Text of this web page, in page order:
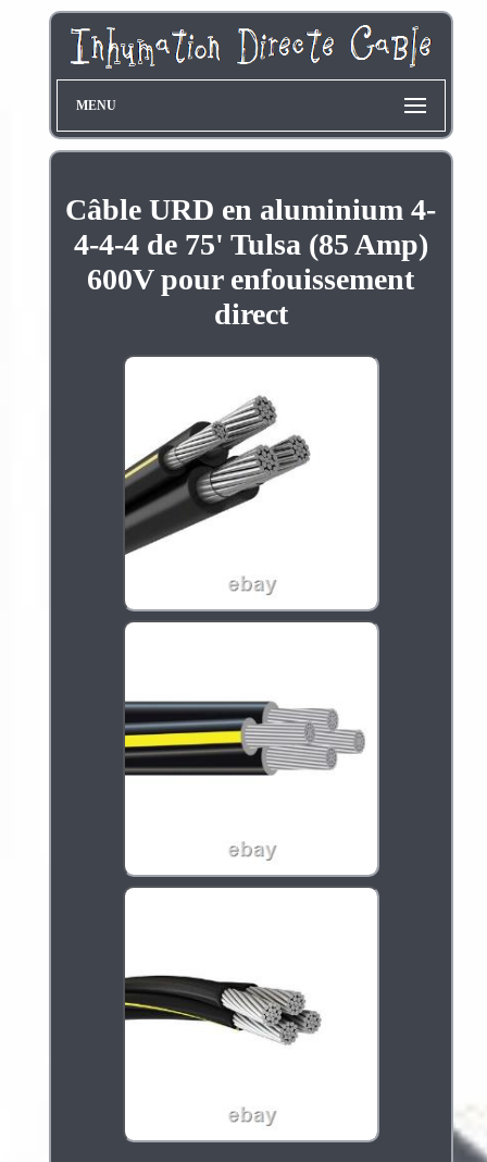
MENU
Câble URD en aluminium 4-
4-4-4 de 75' Tulsa (85 Amp)
600V pour enfouissement
direct